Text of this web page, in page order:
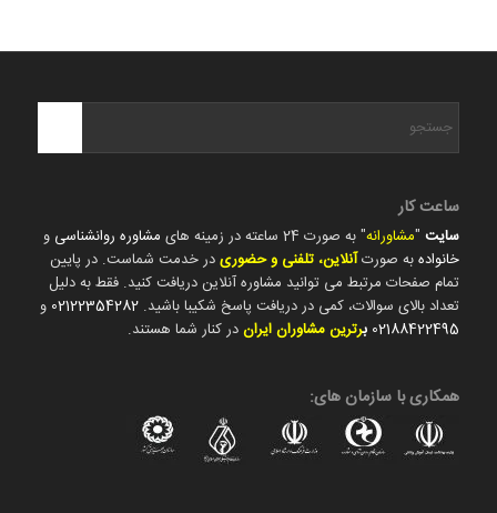
ساعت کار
سایت"مشاورانه" به صورت 24 ساعته در زمینه های مشاوره روانشناسی و
خانوادهبه صورتآنلاین، تلفنی و حضوریدر خدمت شماست. در پایین
تمام صفحات مرتبط می توانید مشاوره آنلاین دریافت کنید. فقط به دلیل
تعداد بالای سوالات، کمی در دریافت پاسخ شکیبا باشید. 02122354282 و
02188422495 برترین مشاوران ایراندر کنار شما هستند.
همکاری با سازمان های: